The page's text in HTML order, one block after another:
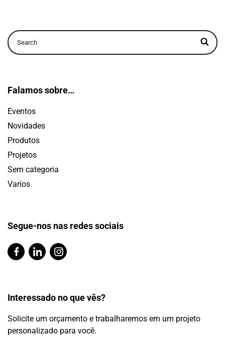
Falamos sobre…
Eventos
Novidades
Produtos
Projetos
Sem categoria
Varíos
Segue-nos nas redes sociais
Interessado no que vês?
Solicite um orçamento e trabalharemos em um projeto
personalizado para você.